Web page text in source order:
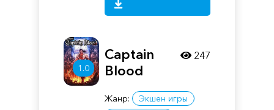
1.0
Captain
Blood
Жанр:
Экшен игры
247